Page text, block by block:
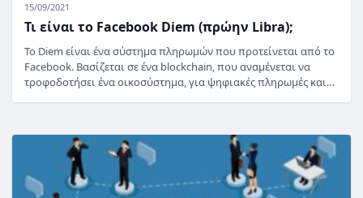
15/09/2021
Τι είναι το Facebook Diem (πρώην Libra);
Το Diem είναι ένα σύστημα πληρωμών που προτείνεται από το
Facebook. Βασίζεται σε ένα blockchain, που αναμένεται να
τροφοδοτήσει ένα οικοσύστημα, για ψηφιακές πληρωμές και…